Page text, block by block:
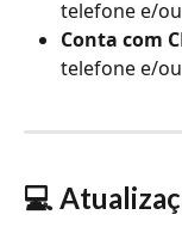
telefone e/
Conta com
telefone e/
💻